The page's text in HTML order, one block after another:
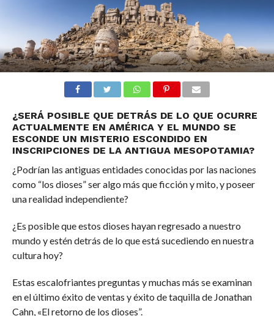
¿SERÁ POSIBLE QUE DETRÁS DE LO QUE OCURRE
ACTUALMENTE EN AMÉRICA Y EL MUNDO SE
ESCONDE UN MISTERIO ESCONDIDO EN
INSCRIPCIONES DE LA ANTIGUA MESOPOTAMIA?
¿Podrían las antiguas entidades conocidas por las naciones
como “los dioses” ser algo más que ficción y mito, y poseer
una realidad independiente?
¿Es posible que estos dioses hayan regresado a nuestro
mundo y estén detrás de lo que está sucediendo en nuestra
cultura hoy?
Estas escalofriantes preguntas y muchas más se examinan
en el último éxito de ventas y éxito de taquilla de Jonathan
Cahn, «El retorno de los dioses”.